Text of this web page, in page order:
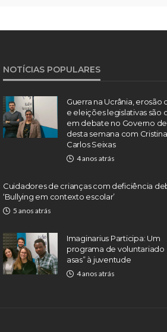
NOTÍCIAS POPULARES
Guerra na Ucrânia, erosão
e eleições legislativas são
em debate no Governo
desta semana com
Carlos Seixas
4 anos atrás
Cuidadores de crianças com deficiência
‘Bullying em contexto escolar’
5 anos atrás
Imaginarius Participa: Um
programa de voluntariado
asas” à juventude
4 anos atrás